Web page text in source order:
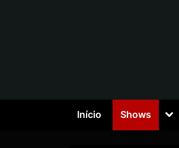
Início Shows